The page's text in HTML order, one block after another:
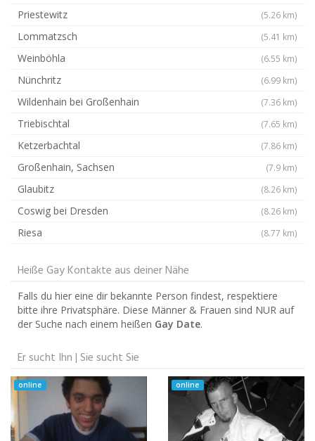
Priestewitz (5.26 km)
Lommatzsch (5.41 km)
Weinböhla (6.55 km)
Nünchritz (6.99 km)
Wildenhain bei Großenhain (7.36 km)
Triebischtal (7.65 km)
Ketzerbachtal (7.86 km)
Großenhain, Sachsen (7.9 km)
Glaubitz (8.26 km)
Coswig bei Dresden (8.26 km)
Riesa (8.77 km)
Heiße Gay Kontakte aus deiner Nähe
Falls du hier eine dir bekannte Person findest, respektiere
bitte ihre Privatsphäre. Diese Männer & Frauen sind NUR auf
der Suche nach einem heißen Gay Date.
Er sucht Ihn | Sie sucht Sie
online online